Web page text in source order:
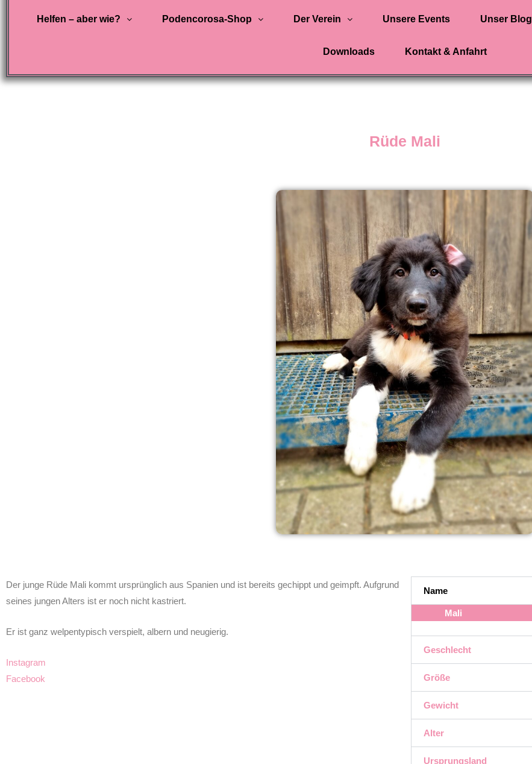
Helfen – aber wie? Podencorosa-Shop Der Verein Unsere Events Unser Blog
Downloads Kontakt & Anfahrt
Rüde Mali
Der junge Rüde Mali kommt ursprünglich aus Spanien und ist bereits gechippt und geimpft. Aufgrund
seines jungen Alters ist er noch nicht kastriert.
Er ist ganz welpentypisch verspielt, albern und neugierig.
Instagram
Facebook
Name
Mali
Geschlecht
Größe
Gewicht
Alter
Ursprungsland